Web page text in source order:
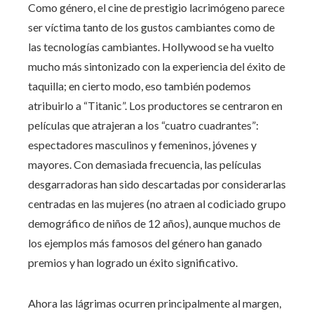
Como género, el cine de prestigio lacrimógeno parece
ser víctima tanto de los gustos cambiantes como de
las tecnologías cambiantes. Hollywood se ha vuelto
mucho más sintonizado con la experiencia del éxito de
taquilla; en cierto modo, eso también podemos
atribuirlo a “Titanic”. Los productores se centraron en
películas que atrajeran a los “cuatro cuadrantes”:
espectadores masculinos y femeninos, jóvenes y
mayores. Con demasiada frecuencia, las películas
desgarradoras han sido descartadas por considerarlas
centradas en las mujeres (no atraen al codiciado grupo
demográfico de niños de 12 años), aunque muchos de
los ejemplos más famosos del género han ganado
premios y han logrado un éxito significativo.
Ahora las lágrimas ocurren principalmente al margen,